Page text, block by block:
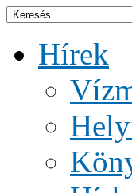
Hírek